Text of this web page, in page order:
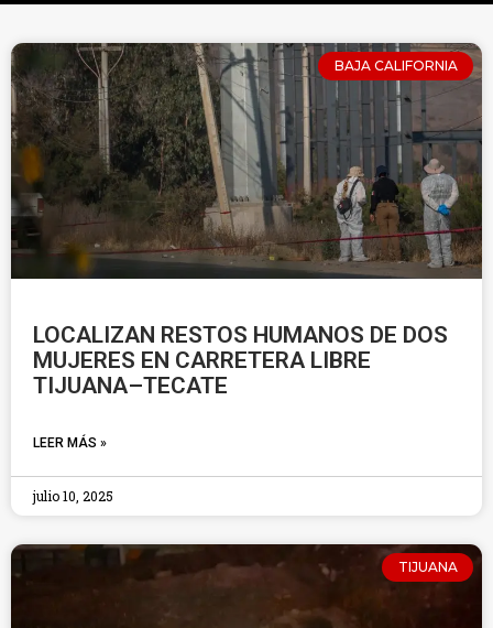
BAJA CALIFORNIA
LOCALIZAN RESTOS HUMANOS DE DOS
MUJERES EN CARRETERA LIBRE
TIJUANA–TECATE
LEER MÁS »
julio 10, 2025
TIJUANA